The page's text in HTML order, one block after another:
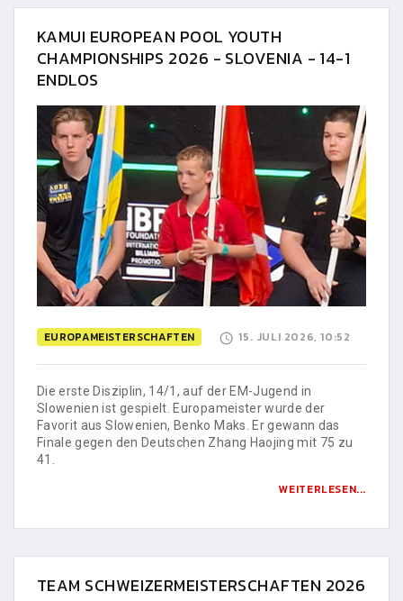
KAMUI EUROPEAN POOL YOUTH
CHAMPIONSHIPS 2026 - SLOVENIA - 14-1
ENDLOS
EUROPAMEISTERSCHAFTEN 15. JULI 2026, 10:52
Die erste Disziplin, 14/1, auf der EM-Jugend in
Slowenien ist gespielt. Europameister wurde der
Favorit aus Slowenien, Benko Maks. Er gewann das
Finale gegen den Deutschen Zhang Haojing mit 75 zu
41.
WEITERLESEN...
TEAM SCHWEIZERMEISTERSCHAFTEN 2026